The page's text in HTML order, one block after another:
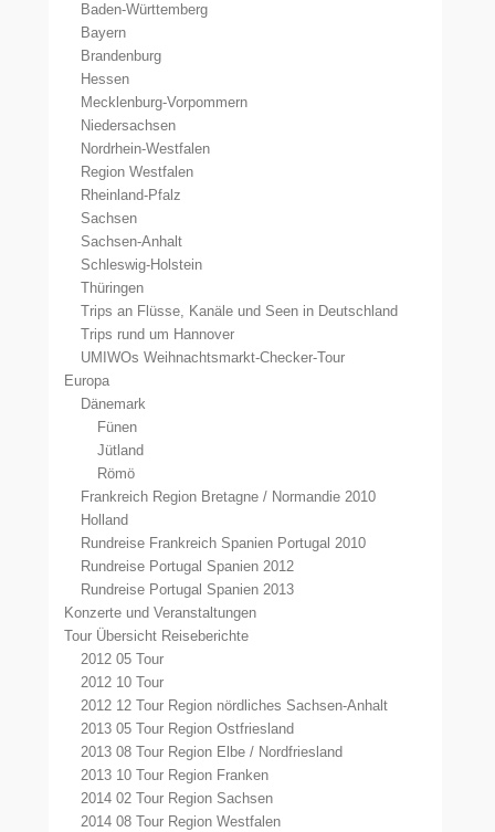
Baden-Württemberg
Bayern
Brandenburg
Hessen
Mecklenburg-Vorpommern
Niedersachsen
Nordrhein-Westfalen
Region Westfalen
Rheinland-Pfalz
Sachsen
Sachsen-Anhalt
Schleswig-Holstein
Thüringen
Trips an Flüsse, Kanäle und Seen in Deutschland
Trips rund um Hannover
UMIWOs Weihnachtsmarkt-Checker-Tour
Europa
Dänemark
Fünen
Jütland
Römö
Frankreich Region Bretagne / Normandie 2010
Holland
Rundreise Frankreich Spanien Portugal 2010
Rundreise Portugal Spanien 2012
Rundreise Portugal Spanien 2013
Konzerte und Veranstaltungen
Tour Übersicht Reiseberichte
2012 05 Tour
2012 10 Tour
2012 12 Tour Region nördliches Sachsen-Anhalt
2013 05 Tour Region Ostfriesland
2013 08 Tour Region Elbe / Nordfriesland
2013 10 Tour Region Franken
2014 02 Tour Region Sachsen
2014 08 Tour Region Westfalen